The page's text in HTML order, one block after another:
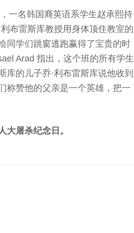
一名韩国裔英语系学生赵承熙持
布雷斯库教授用身体顶住教室的
同学们跳窗逃跑赢得了宝贵的时
Arad 指出，这个班的所有学生
的儿子乔·利布雷斯库说他收到
称赞他的父亲是一个英雄，把一
屠杀纪念日。